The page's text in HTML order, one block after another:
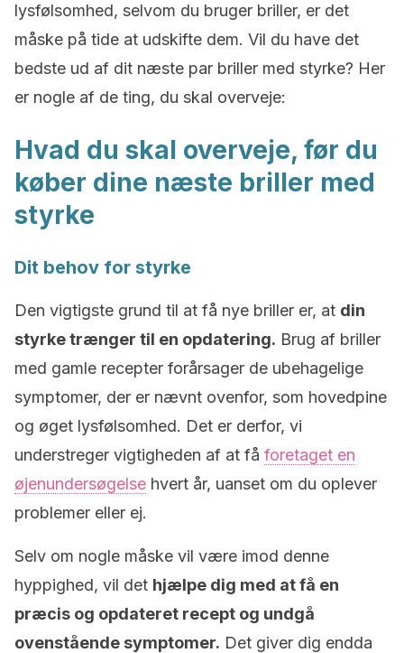
lysfølsomhed, selvom du bruger briller, er det
måske på tide at udskifte dem. Vil du have det
bedste ud af dit næste par briller med styrke? Her
er nogle af de ting, du skal overveje:
Hvad du skal overveje, før du
køber dine næste briller med
styrke
Dit behov for styrke
Den vigtigste grund til at få nye briller er, at din
styrke trænger til en opdatering. Brug af briller
med gamle recepter forårsager de ubehagelige
symptomer, der er nævnt ovenfor, som hovedpine
og øget lysfølsomhed. Det er derfor, vi
understreger vigtigheden af at få foretaget en
øjenundersøgelse hvert år, uanset om du oplever
problemer eller ej.
Selv om nogle måske vil være imod denne
hyppighed, vil det hjælpe dig med at få en
præcis og opdateret recept og undgå
ovenstående symptomer. Det giver dig endda